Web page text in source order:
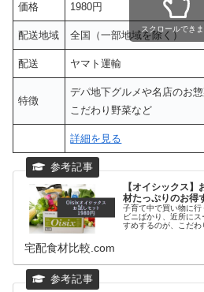
価格 1980円
配送地域 全国（一部地域を除く）
配送 ヤマト運輸
特徴
デパ地下グルメや名店のお
こだわり野菜など
詳細を見る
スクロールでき
【オイシックス
材たっぷりのお得
子育て中で買い物に
ビニばかり、近所に
すめするのが、こだわ
宅配食材比較.com